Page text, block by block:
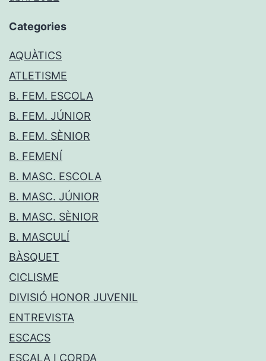
Categories
AQUÀTICS
ATLETISME
B. FEM. ESCOLA
B. FEM. JÚNIOR
B. FEM. SÈNIOR
B. FEMENÍ
B. MASC. ESCOLA
B. MASC. JÚNIOR
B. MASC. SÈNIOR
B. MASCULÍ
BÀSQUET
CICLISME
DIVISIÓ HONOR JUVENIL
ENTREVISTA
ESCACS
ESCALA I CORDA